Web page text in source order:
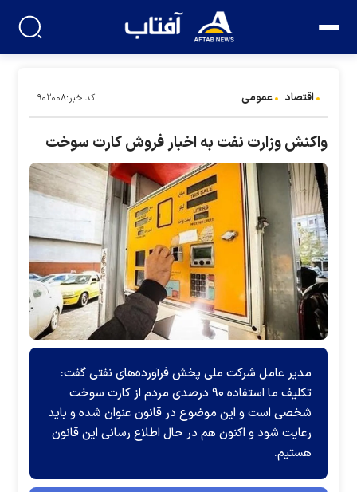
اقتصاد عمومی کد خبر:۹۰۲۰۰۸
واکنش وزارت نفت به اخبار فروش کارت سوخت
مدیر عامل شرکت ملی پخش فرآورده‌های نفتی گفت:
تکلیف ما استفاده ۹۰ درصدی مردم از کارت سوخت
شخصی است و این موضوع در قانون عنوان شده و باید
رعایت شود و اکنون هم در حال اطلاع رسانی این قانون
هستیم.